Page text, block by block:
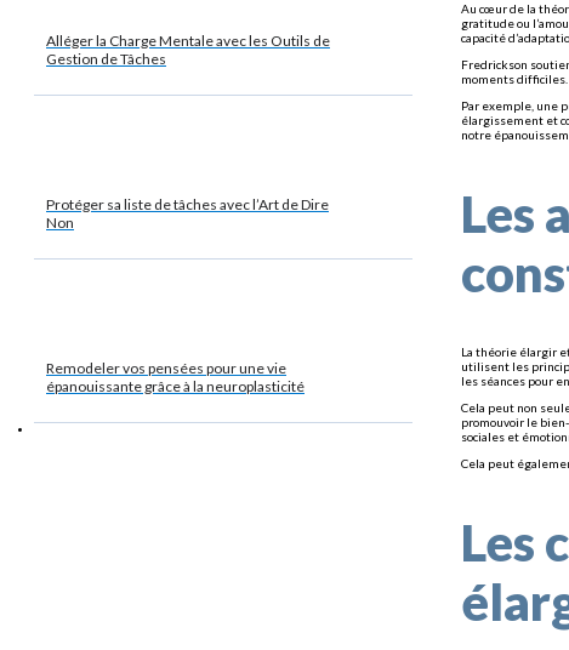
Alléger la Charge Mentale avec les Outils de
Gestion de Tâches
Protéger sa liste de tâches avec l’Art de Dire
Non
Remodeler vos pensées pour une vie
épanouissante grâce à la neuroplasticité
Au cœur de la
gratitude ou
capacité
Fredrickson
moments
Par exemple, une
élargissement et
notre
Les
La théorie élargir
utilisent les
les séances pour
Cela peut non
promouvoir le
sociales et
Cela peut
Les